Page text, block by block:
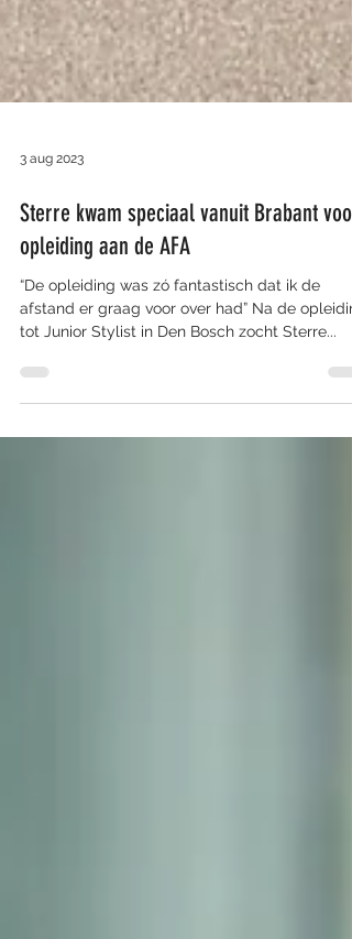
3 aug 2023
Sterre kwam speciaal vanuit Brabant voor
opleiding aan de AFA
“De opleiding was zó fantastisch dat ik de
tot Junior Stylist in Den Bosch zocht Sterre...